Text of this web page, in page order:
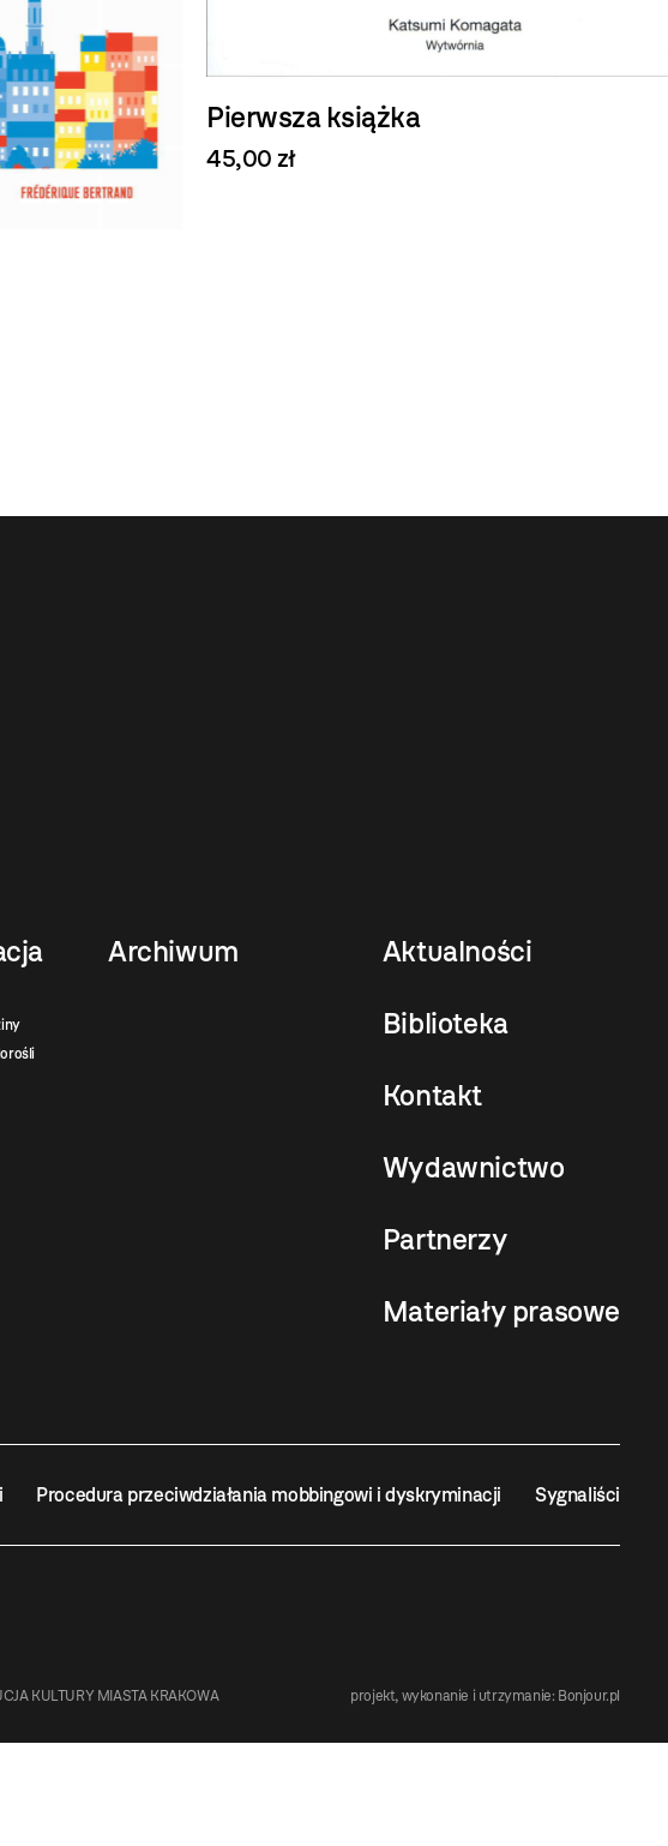
Pierwsza książka
45,00 zł
Archiwum Aktualności
Biblioteka
Kontakt
Wydawnictwo
Partnerzy
Materiały prasowe
Procedura przeciwdziałania mobbingowi i dyskryminacji Sygnaliści
KULTURY MIASTA KRAKOWA projekt, wykonanie i utrzymanie: Bonjour.pl